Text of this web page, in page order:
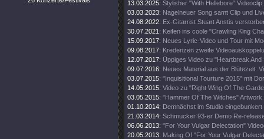
13.03.2025: Stylisher "With Hellebore" Videoclip
03.03.2023: Nagelneuer Song samt Clip und
24.08.2022: Ex-Gitarrist Stuart Anstis
30.07.2021: Keifen ins coole "Crawling King
15.09.2017: Neues Lyric-Video und Tour mit
09.08.2017: Kredenzen zweite
12.07.2017: Üppiges Video zu "Heartbreak And
09.07.2016: Neues Material aus der Blütezeit.
03.07.2015: "Inquisitional Tourture 2015" mit
14.05.2015: Video zu "Right Wing Of The
03.05.2015: "Hammer Of The Witches" Artwork
01.10.2014: Demnächst im Studio eingebunkert
21.03.2014: Schmucker 93-er Demo Re-
06.06.2013: "For Your Vulgar Delectation"
20.05.2013: Making Of "For Your Vulgar